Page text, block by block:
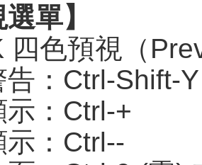
選單】
四色預視（
告：Ctrl-Shift-Y
示：Ctrl-+
示：Ctrl--